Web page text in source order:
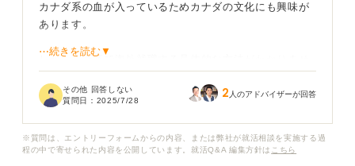
カナダ系の血が入っているためカナダの文化にも興味が
あります。
しかし、新卒で海外就職する具体的な方法がわかりませ
うか？
体的な職種、海外就職における注意点などがあれば教え
⋯続きを読む▼
その他 回答しない
質問日： 2025/7/28 2 人のアドバイザーが回答
※質問は、エントリーフォームからの内容、または弊社が就活相談を実施する過
程の中で寄せられた内容を公開しています。就活Q&A 編集方針は こちら